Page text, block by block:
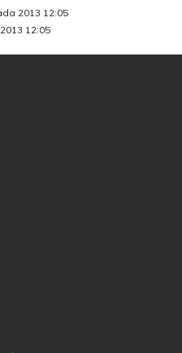
2013 12:05
12:05